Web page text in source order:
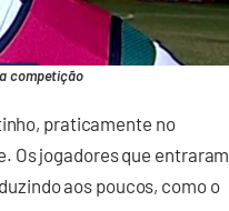
competição
praticamente no
Os jogadores que entraram
aos poucos, como o